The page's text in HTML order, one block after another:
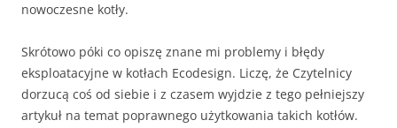
nowoczesne kotły.
Skrótowo póki co opiszę znane mi problemy i błędy
eksploatacyjne w kotłach Ecodesign. Liczę, że Czytelnicy
dorzucą coś od siebie i z czasem wyjdzie z tego pełniejszy
artykuł na temat poprawnego użytkowania takich kotłów.